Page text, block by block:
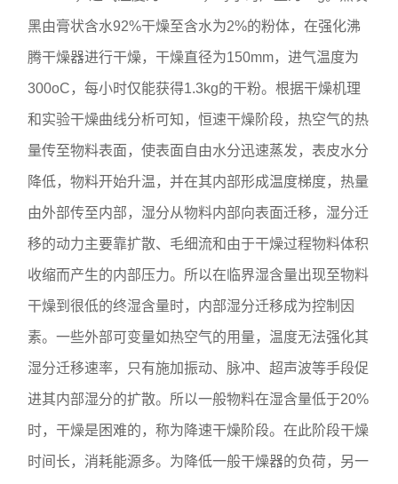
黑由膏状含水92%干燥至含水为2%的粉体，在强化沸
腾干燥器进行干燥，干燥直径为150mm，进气温度为
300oC，每小时仅能获得1.3kg的干粉。根据干燥机理
和实验干燥曲线分析可知，恒速干燥阶段，热空气的热
量传至物料表面，使表面自由水分迅速蒸发，表皮水分
降低，物料开始升温，并在其内部形成温度梯度，热量
由外部传至内部，湿分从物料内部向表面迁移，湿分迁
移的动力主要靠扩散、毛细流和由于干燥过程物料体积
收缩而产生的内部压力。所以在临界湿含量出现至物料
干燥到很低的终湿含量时，内部湿分迁移成为控制因
素。一些外部可变量如热空气的用量，温度无法强化其
湿分迁移速率，只有施加振动、脉冲、超声波等手段促
进其内部湿分的扩散。所以一般物料在湿含量低于20%
时，干燥是困难的，称为降速干燥阶段。在此阶段干燥
时间长，消耗能源多。为降低一般干燥器的负荷，另一